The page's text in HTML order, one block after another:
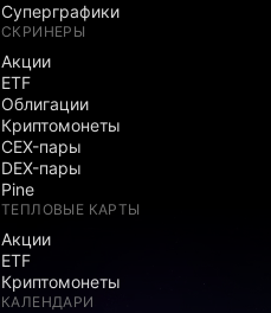
Суперграфики
СКРИНЕРЫ
Акции
ETF
Облигации
Криптомонеты
CEX-пары
DEX-пары
Pine
ТЕПЛОВЫЕ КАРТЫ
Акции
ETF
Криптомонеты
КАЛЕНДАРИ